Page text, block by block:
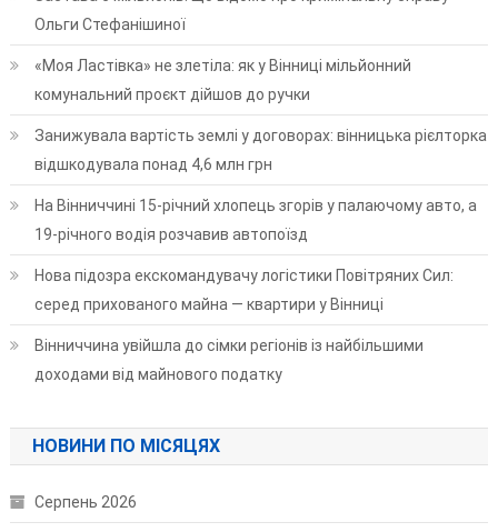
Ольги Стефанішиної
«Моя Ластівка» не злетіла: як у Вінниці мільйонний
комунальний проєкт дійшов до ручки
Занижувала вартість землі у договорах: вінницька рієлторка
відшкодувала понад 4,6 млн грн
На Вінниччині 15-річний хлопець згорів у палаючому авто, а
19-річного водія розчавив автопоїзд
Нова підозра екскомандувачу логістики Повітряних Сил:
серед прихованого майна — квартири у Вінниці
Вінниччина увійшла до сімки регіонів із найбільшими
доходами від майнового податку
НОВИНИ ПО МІСЯЦЯХ
Серпень 2026